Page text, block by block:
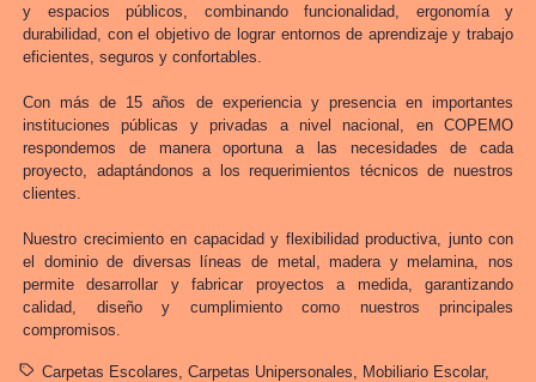
y espacios públicos, combinando funcionalidad, ergonomía y
durabilidad, con el objetivo de lograr entornos de aprendizaje y trabajo
eficientes, seguros y confortables.
Con más de 15 años de experiencia y presencia en importantes
instituciones públicas y privadas a nivel nacional, en COPEMO
respondemos de manera oportuna a las necesidades de cada
proyecto, adaptándonos a los requerimientos técnicos de nuestros
clientes.
Nuestro crecimiento en capacidad y flexibilidad productiva, junto con
el dominio de diversas líneas de metal, madera y melamina, nos
permite desarrollar y fabricar proyectos a medida, garantizando
calidad, diseño y cumplimiento como nuestros principales
compromisos.
Carpetas Escolares Carpetas Unipersonales
Mobiliario Escolar